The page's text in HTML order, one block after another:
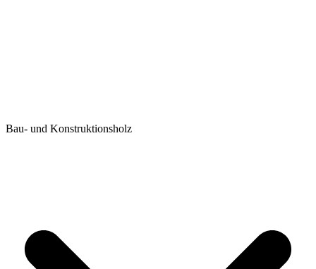
Bau- und Konstruktionsholz